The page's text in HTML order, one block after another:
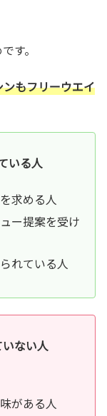
す。
もフリーウエイ
いる人
求める人
ー提案を受け
れている人
ない人
がある人